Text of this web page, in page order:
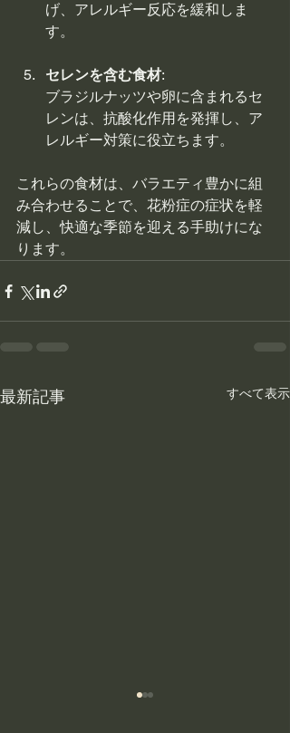
げ、アレルギー反応を緩和しま
す。
セレンを含む食材:
ブラジルナッツや卵に含まれるセ
レンは、抗酸化作用を発揮し、ア
レルギー対策に役立ちます。
これらの食材は、バラエティ豊かに組
み合わせることで、花粉症の症状を軽
減し、快適な季節を迎える手助けにな
ります。
最新記事 すべて表示